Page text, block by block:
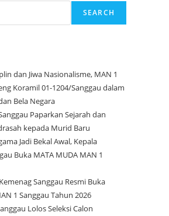
SEARCH
dan Jiwa Nasionalisme, MAN 1
Koramil 01-1204/Sanggau dalam
Bela Negara
Paparkan Sejarah dan
kepada Murid Baru
Jadi Bekal Awal, Kepala
Buka MATA MUDA MAN 1
Sanggau Resmi Buka
1 Sanggau Tahun 2026
Lolos Seleksi Calon